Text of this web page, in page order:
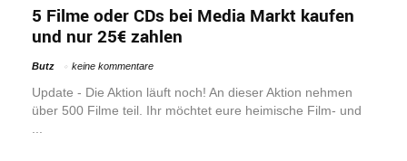
5 Filme oder CDs bei Media Markt kaufen
und nur 25€ zahlen
Butz keine kommentare
Update - Die Aktion läuft noch! An dieser Aktion nehmen
über 500 Filme teil. Ihr möchtet eure heimische Film- und
...